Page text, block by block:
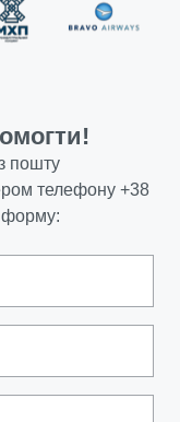
пошту
телефону +38
форму: